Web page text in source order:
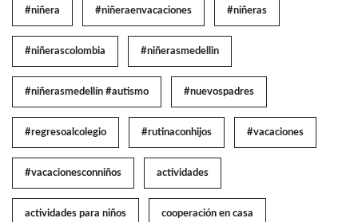
#niñera #niñeraenvacaciones #niñeras
#niñerascolombia #niñerasmedellin
#niñerasmedellín #autismo #nuevospadres
#regresoalcolegio #rutinaconhijos #vacaciones
#vacacionesconniños actividades
actividades para niños cooperación en casa